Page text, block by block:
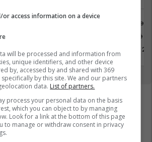
Juridike
Kosovë
1 Korrik
or access information on a device
will be processed and information from
unique identifiers, and other device
by, accessed by and shared with 369
by this site. We and our partners
data. List of partners.
process your personal data on the basis
which you can object to by managing
Look for a link at the bottom of this page
to manage or withdraw consent in privacy